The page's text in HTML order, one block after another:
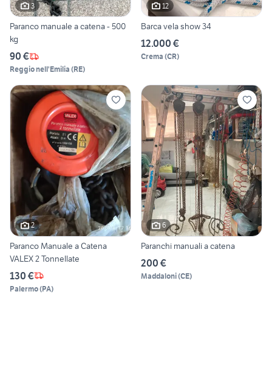
3
Paranco manuale a catena - 500
kg
90 €
Reggio nell'Emilia (RE)
12
Barca vela show 34
12.000 €
Crema (CR)
2
Paranco Manuale a Catena
VALEX 2 Tonnellate
130 €
Palermo(PA)
6
Paranchi manuali a catena
200 €
Maddaloni(CE)